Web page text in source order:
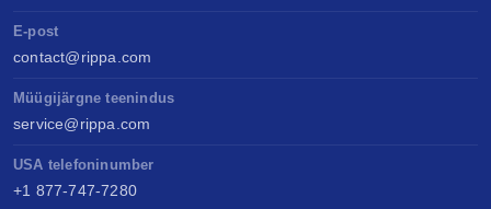
E-post
contact@rippa.com
Müügijärgne teenindus
service@rippa.com
USA telefoninumber
+1 877-747-7280